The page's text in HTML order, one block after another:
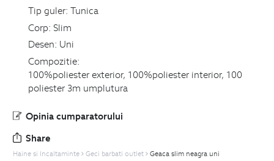
Tip guler: Tunica
Corp: Slim
Desen: Uni
Compozitie:
100%poliester exterior, 100%poliester interior, 100
poliester 3m umplutura
Opinia cumparatorului
Share
Haine si Incaltaminte Geci barbati outlet Geaca slim neagra uni